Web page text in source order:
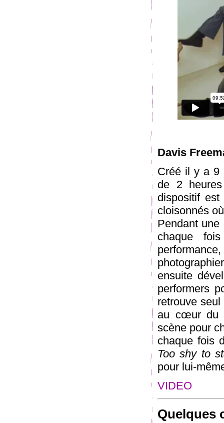
Davis
Créé il y a
de 2
dispositif est
cloisonnés
Pendant
chaque
ensuite
performers
retrouve
au cœur du
scène pour
chaque fois
Too shy to
pour lui-
VIDEO
Quelques